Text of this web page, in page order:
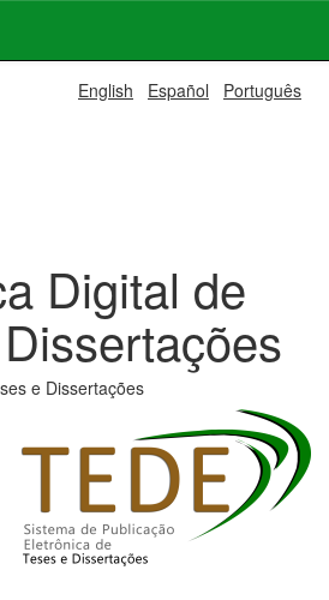
English Español Português
Digital de
e Dissertações